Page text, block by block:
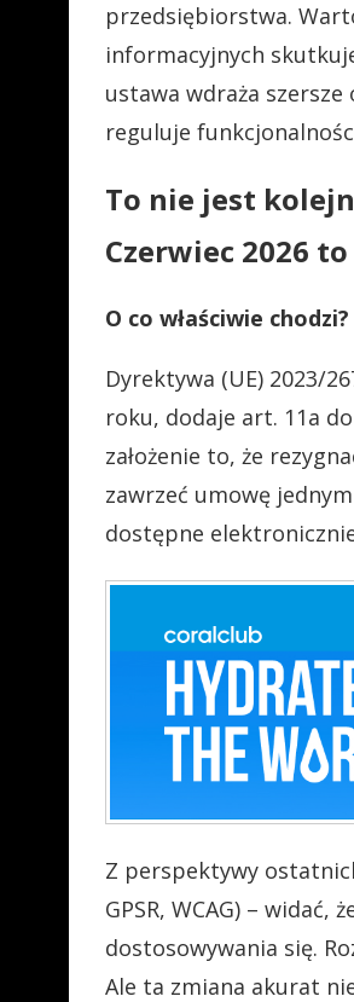
przedsiębiorstwa.
informacyjnych
ustawa wdraża
reguluje
To nie jest
Czerwiec 2026
O co właściwie chodzi?
Dyrektywa (UE) 2023/
roku, dodaje art. 11a
założenie to, że
zawrzeć umowę
dostępne
Z perspektywy
GPSR, WCAG) –
dostosowywania się.
Ale ta zmiana akurat